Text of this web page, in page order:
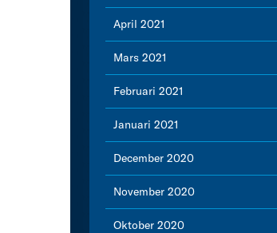
April 2021
Mars 2021
Februari 2021
Januari 2021
December 2020
November 2020
Oktober 2020